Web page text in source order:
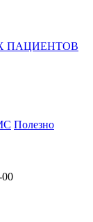
ПАЦИЕНТОВ
Полезно
00